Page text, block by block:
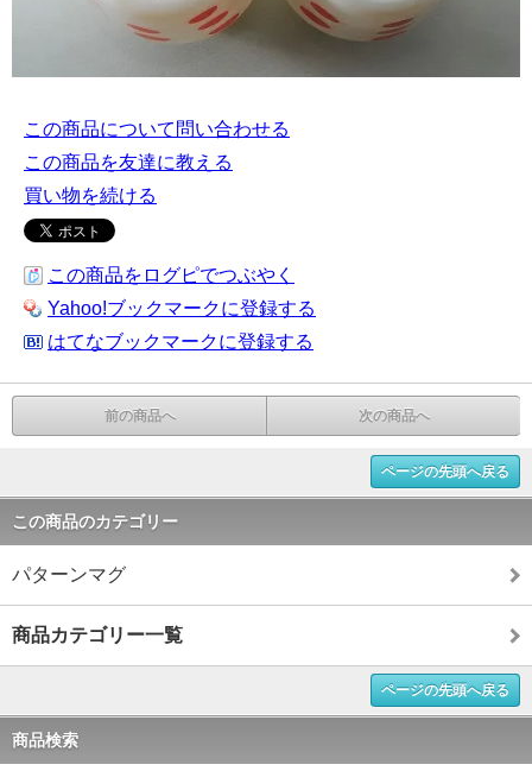
この商品について問い合わせる
この商品を友達に教える
買い物を続ける
この商品をログピでつぶやく
Yahoo!ブックマークに登録する
はてなブックマークに登録する
前の商品へ 次の商品へ
ページの先頭へ戻る
この商品のカテゴリー
パターンマグ
商品カテゴリー一覧
ページの先頭へ戻る
商品検索